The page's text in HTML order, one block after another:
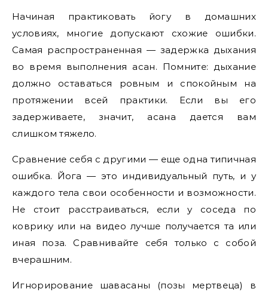
Начиная практиковать йогу в домашних
условиях, многие допускают схожие ошибки.
Самая распространенная — задержка дыхания
во время выполнения асан. Помните: дыхание
должно оставаться ровным и спокойным на
протяжении всей практики. Если вы его
задерживаете, значит, асана дается вам
слишком тяжело.
Сравнение себя с другими — еще одна типичная
ошибка. Йога — это индивидуальный путь, и у
каждого тела свои особенности и возможности.
Не стоит расстраиваться, если у соседа по
коврику или на видео лучше получается та или
иная поза. Сравнивайте себя только с собой
вчерашним.
Игнорирование шавасаны (позы мертвеца) в